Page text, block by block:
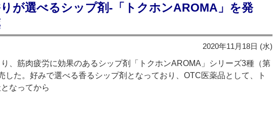
りが選べるシップ剤‐「トクホンAROMA」を発
2020年11月18日 (水)
、筋肉疲労に効果のあるシップ剤「トクホンAROMA」シリーズ3種（第
した。好みで選べる香るシップ剤となっており、OTC医薬品として、ト
なってから